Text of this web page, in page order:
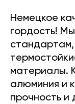
Немецкое
гордость!
стандартам,
материалы.
алюминия и
прочность и